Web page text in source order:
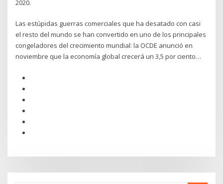
2020.
Las estúpidas guerras comerciales que ha desatado con casi
el resto del mundo se han convertido en uno de los principales
congeladores del crecimiento mundial: la OCDE anunció en
noviembre que la economía global crecerá un 3,5 por ciento…